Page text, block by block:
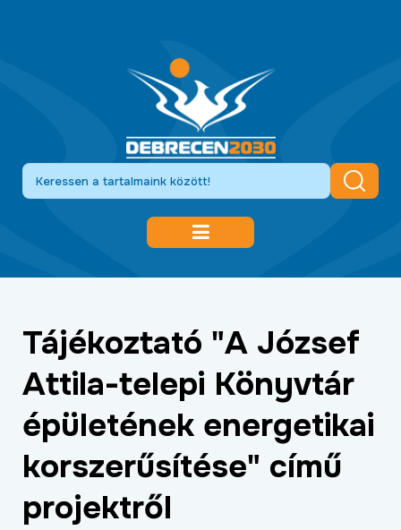
KÖZLEKEDÉSFEJLESZTÉS
KULTÚRA
ÉLETMINŐSÉG
ÖSSZES PROJEKT
Tájékoztató "A József
Attila-telepi Könyvtár
épületének energetikai
korszerűsítése" című
projektről